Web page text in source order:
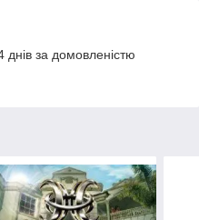
за домовленістю